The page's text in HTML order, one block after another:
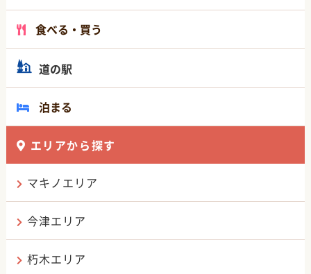
食べる・買う
道の駅
泊まる
エリアから探す
マキノエリア
今津エリア
朽木エリア